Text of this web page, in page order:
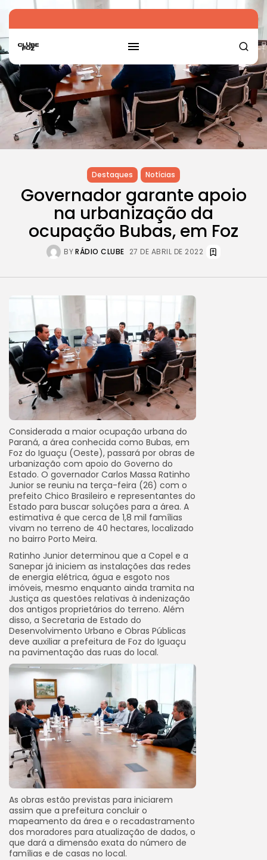
Destaques Notícias
Governador garante apoio
na urbanização da
ocupação Bubas, em Foz
BYRÁDIO CLUBE 27 DE ABRIL DE 2022
Considerada a maior ocupação urbana do
Paraná, a área conhecida como Bubas, em
Foz do Iguaçu (Oeste), passará por obras de
urbanização com apoio do Governo do
Estado. O governador Carlos Massa Ratinho
Junior se reuniu na terça-feira (26) com o
prefeito Chico Brasileiro e representantes do
Estado para buscar soluções para a área. A
estimativa é que cerca de 1,8 mil famílias
vivam no terreno de 40 hectares, localizado
no bairro Porto Meira.
Ratinho Junior determinou que a Copel e a
Sanepar já iniciem as instalações das redes
de energia elétrica, água e esgoto nos
imóveis, mesmo enquanto ainda tramita na
Justiça as questões relativas à indenização
dos antigos proprietários do terreno. Além
disso, a Secretaria de Estado do
Desenvolvimento Urbano e Obras Públicas
deve auxiliar a prefeitura de Foz do Iguaçu
na pavimentação das ruas do local.
As obras estão previstas para iniciarem
assim que a prefeitura concluir o
mapeamento da área e o recadastramento
dos moradores para atualização de dados, o
que dará a dimensão exata do número de
famílias e de casas no local.